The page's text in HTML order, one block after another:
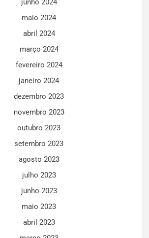
junho 2024
maio 2024
abril 2024
março 2024
fevereiro 2024
janeiro 2024
dezembro 2023
novembro 2023
outubro 2023
setembro 2023
agosto 2023
julho 2023
junho 2023
maio 2023
abril 2023